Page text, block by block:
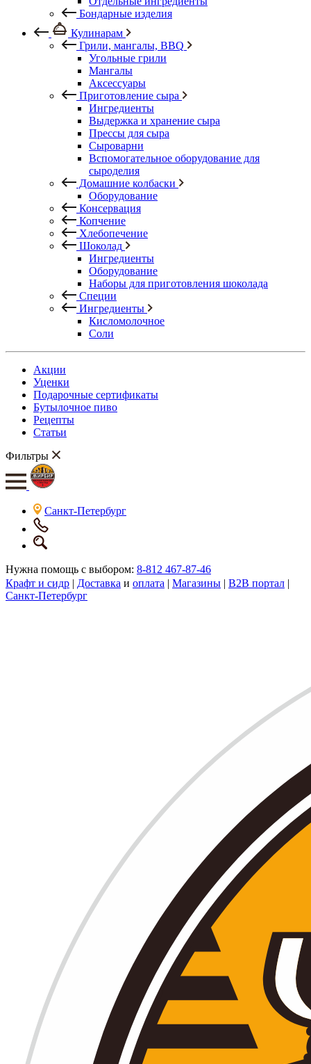
Бондарные изделия
Кулинарам
Грили, мангалы, BBQ
Угольные грили
Мангалы
Аксессуары
Приготовление сыра
Ингредиенты
Выдержка и хранение сыра
Прессы для сыра
Сыроварни
Вспомогательное оборудование для
сыроделия
Домашние колбаски
Оборудование
Консервация
Копчение
Хлебопечение
Шоколад
Ингредиенты
Оборудование
Наборы для приготовления шоколада
Специи
Ингредиенты
Кисломолочное
Соли
Акции
Уценки
Подарочные сертификаты
Бутылочное пиво
Рецепты
Статьи
Фильтры
Санкт-Петербург
Нужна помощь с выбором: 8-812 467-87-46
Крафт и сидр | Доставка и оплата | Магазины | B2B портал |
Санкт-Петербург